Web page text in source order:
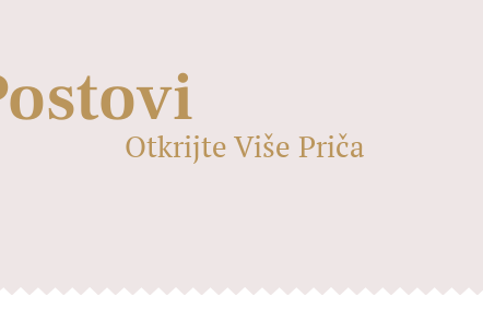
Otkrijte Više Priča